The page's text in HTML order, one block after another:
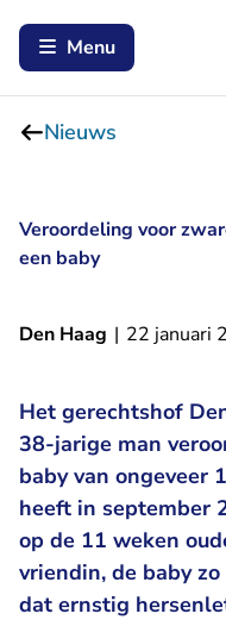
Menu
Nieuws
Veroordeling voor
een baby
Den Haag | 22 januari
Het gerechtshof
38-jarige man
baby van ongeveer
heeft in september
op de 11 weken
vriendin, de baby
dat ernstig